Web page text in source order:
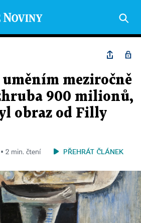
uměním meziročně
900 milionů,
obraz od Filly
▪ 2 min. čtení PŘEHRÁT ČLÁNEK